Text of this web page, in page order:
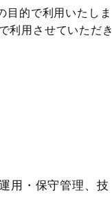
的で利用いたしま
利用させていただき
用・保守管理、技